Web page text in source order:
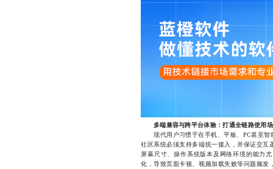
多端兼容与跨平台体验：打通全链路使用
现代用户习惯于在手机、平板、PC甚至智
社区系统必须支持多端统一接入，并保证交
屏幕尺寸、操作系统版本及网络环境的能力
化，导致页面卡顿、视频加载失败等问题频